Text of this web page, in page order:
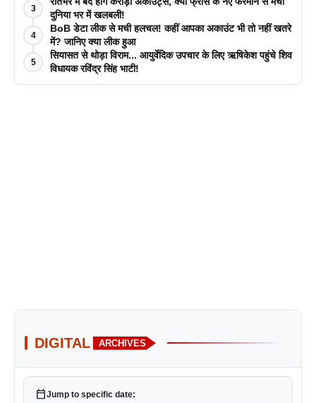
3
दुनिया भर में खलबली!
4
BoB डेटा लीक से मची हलचल! कहीं आपका अकाउंट भी तो नहीं खतरे
में? जानिए क्या लीक हुआ
5
सियासत से थोड़ा विराम... आयुर्वेदिक उपचार के लिए ऋषिकेश पहुंचे शिव
विधायक रविंद्र सिंह भाटी!
DIGITAL ARCHIVES
calendar_todayJump to specific date: